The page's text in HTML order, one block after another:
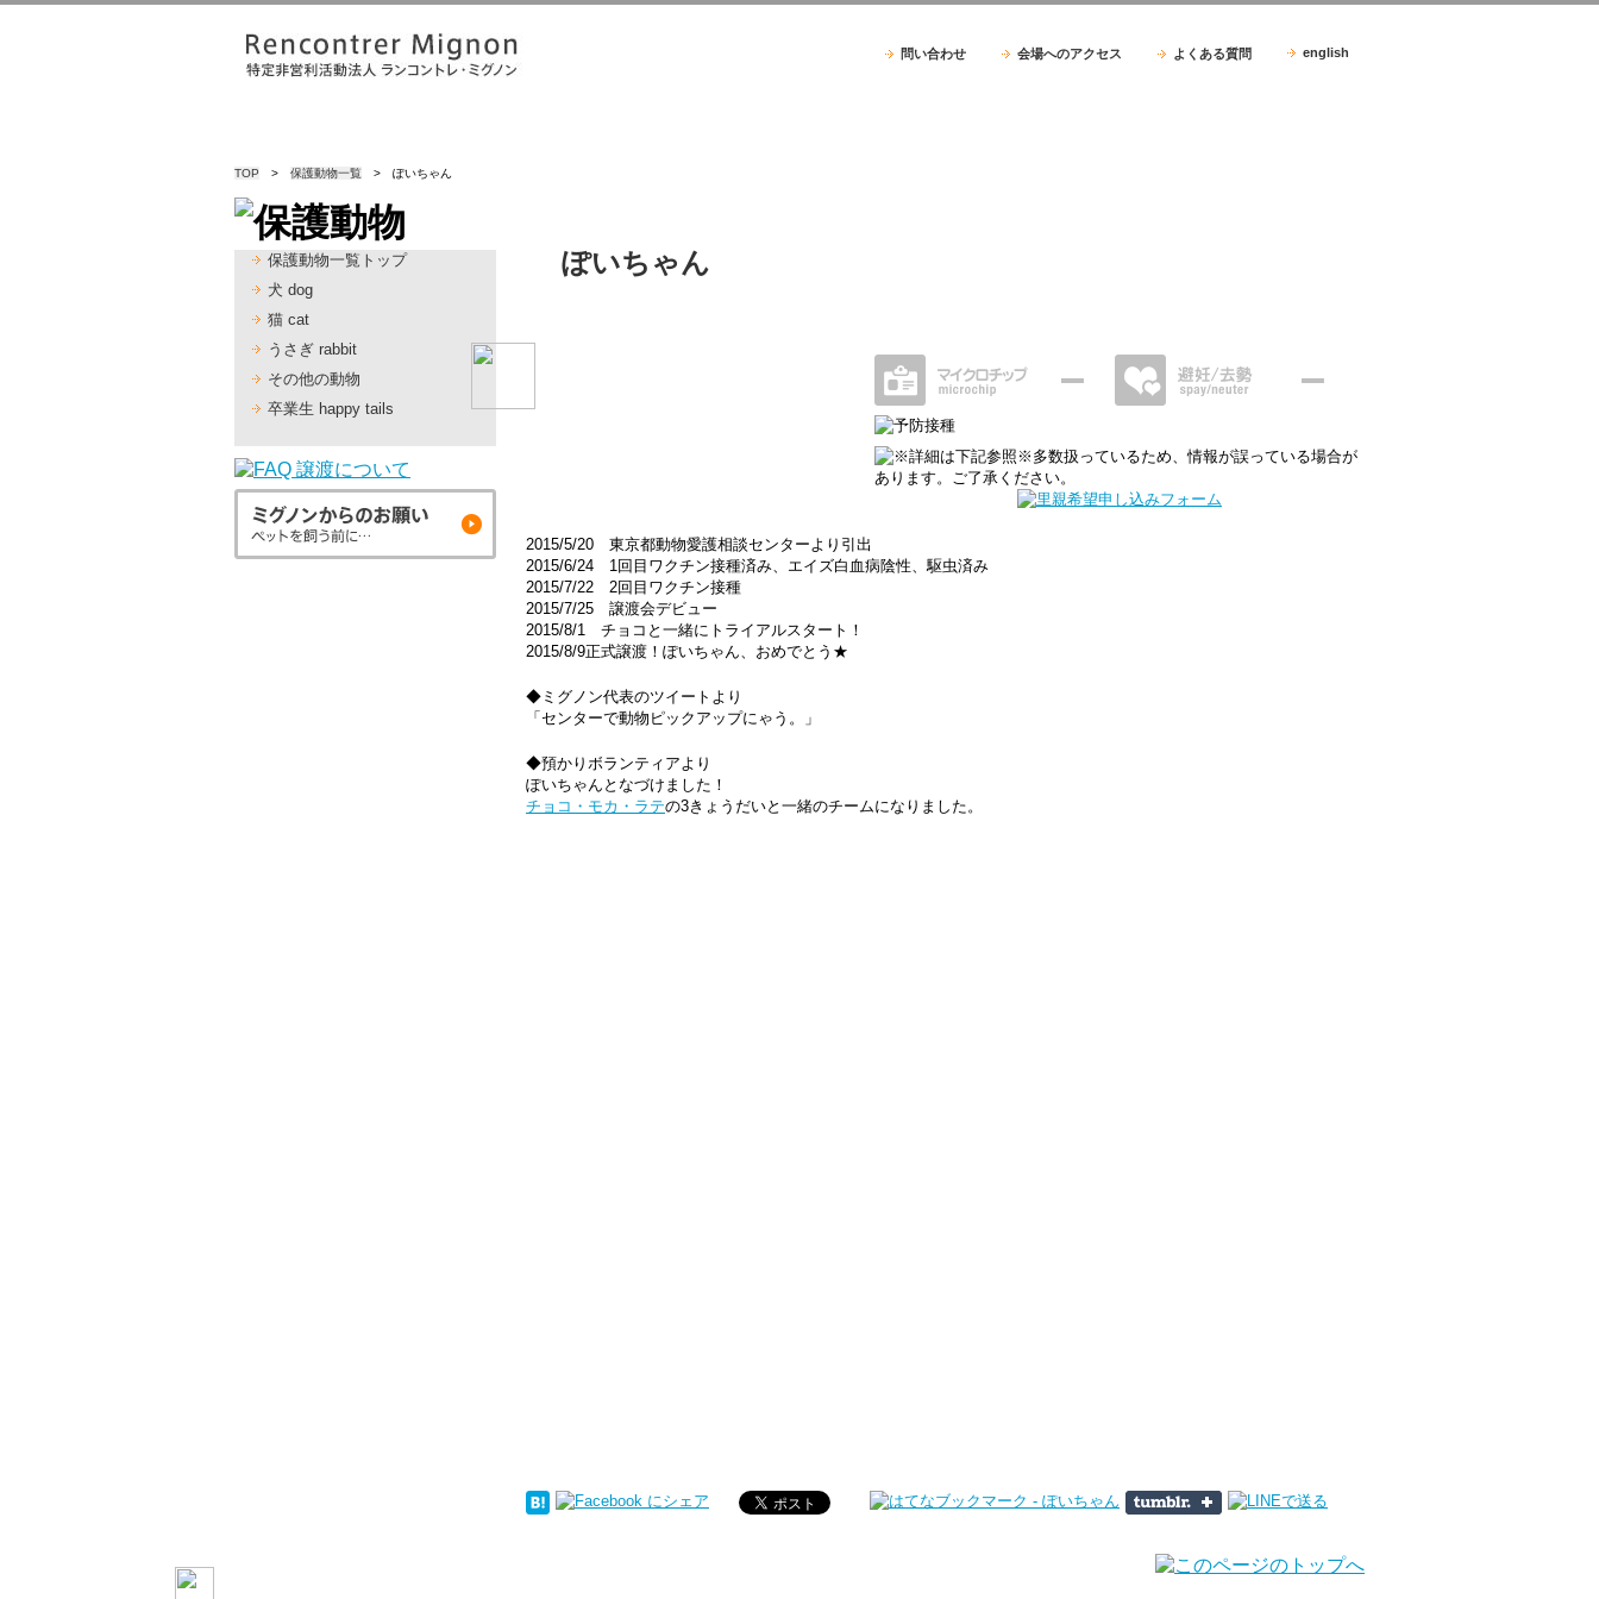
問い合わせ 会場へのアクセス よくある質問 english
TOP > 保護動物一覧 > ぽいちゃん
保護動物一覧トップ
犬 dog
猫 cat
うさぎ rabbit
その他の動物
卒業生 happy tails
ぽいちゃん
2015/5/20 東京都動物愛護相談センターより引出
2015/6/24 1回目ワクチン接種済み、エイズ白血病陰性、駆虫済み
2015/7/22 2回目ワクチン接種
2015/7/25 譲渡会デビュー
2015/8/1 チョコと一緒にトライアルスタート！
2015/8/9正式譲渡！ぽいちゃん、おめでとう★
◆ミグノン代表のツイートより
「センターで動物ピックアップにゃう。」
◆預かりボランティアより
ぽいちゃんとなづけました！
チョコ・モカ・ラテの3きょうだいと一緒のチームになりました。